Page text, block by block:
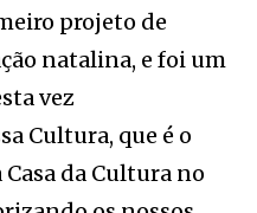
projeto de
natalina, e foi um
vez
Cultura, que é o
da Cultura no